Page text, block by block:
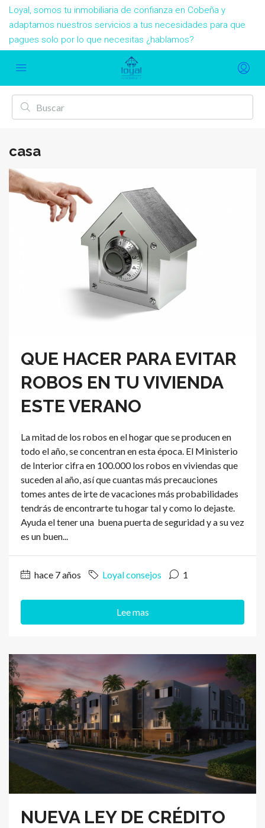
Loyal, somos tu inmobiliaria de confianza en Cobeña y
adaptamos nuestros servicios a tus necesidades para que
pagues solo por lo que necesitas ¿hablamos?
casa
QUE HACER PARA EVITAR
ROBOS EN TU VIVIENDA
ESTE VERANO
La mitad de los robos en el hogar que se producen en
todo el año, se concentran en esta época. El Ministerio
de Interior cifra en 100.000 los robos en viviendas que
suceden al año, así que cuantas más precauciones
tomes antes de irte de vacaciones más probabilidades
tendrás de encontrarte tu hogar tal y como lo dejaste.
Ayuda el tener una buena puerta de seguridad y a su vez
es un buen...
hace 7 años Loyal consejos 1
Lee mas
NUEVA LEY DE CRÉDITO